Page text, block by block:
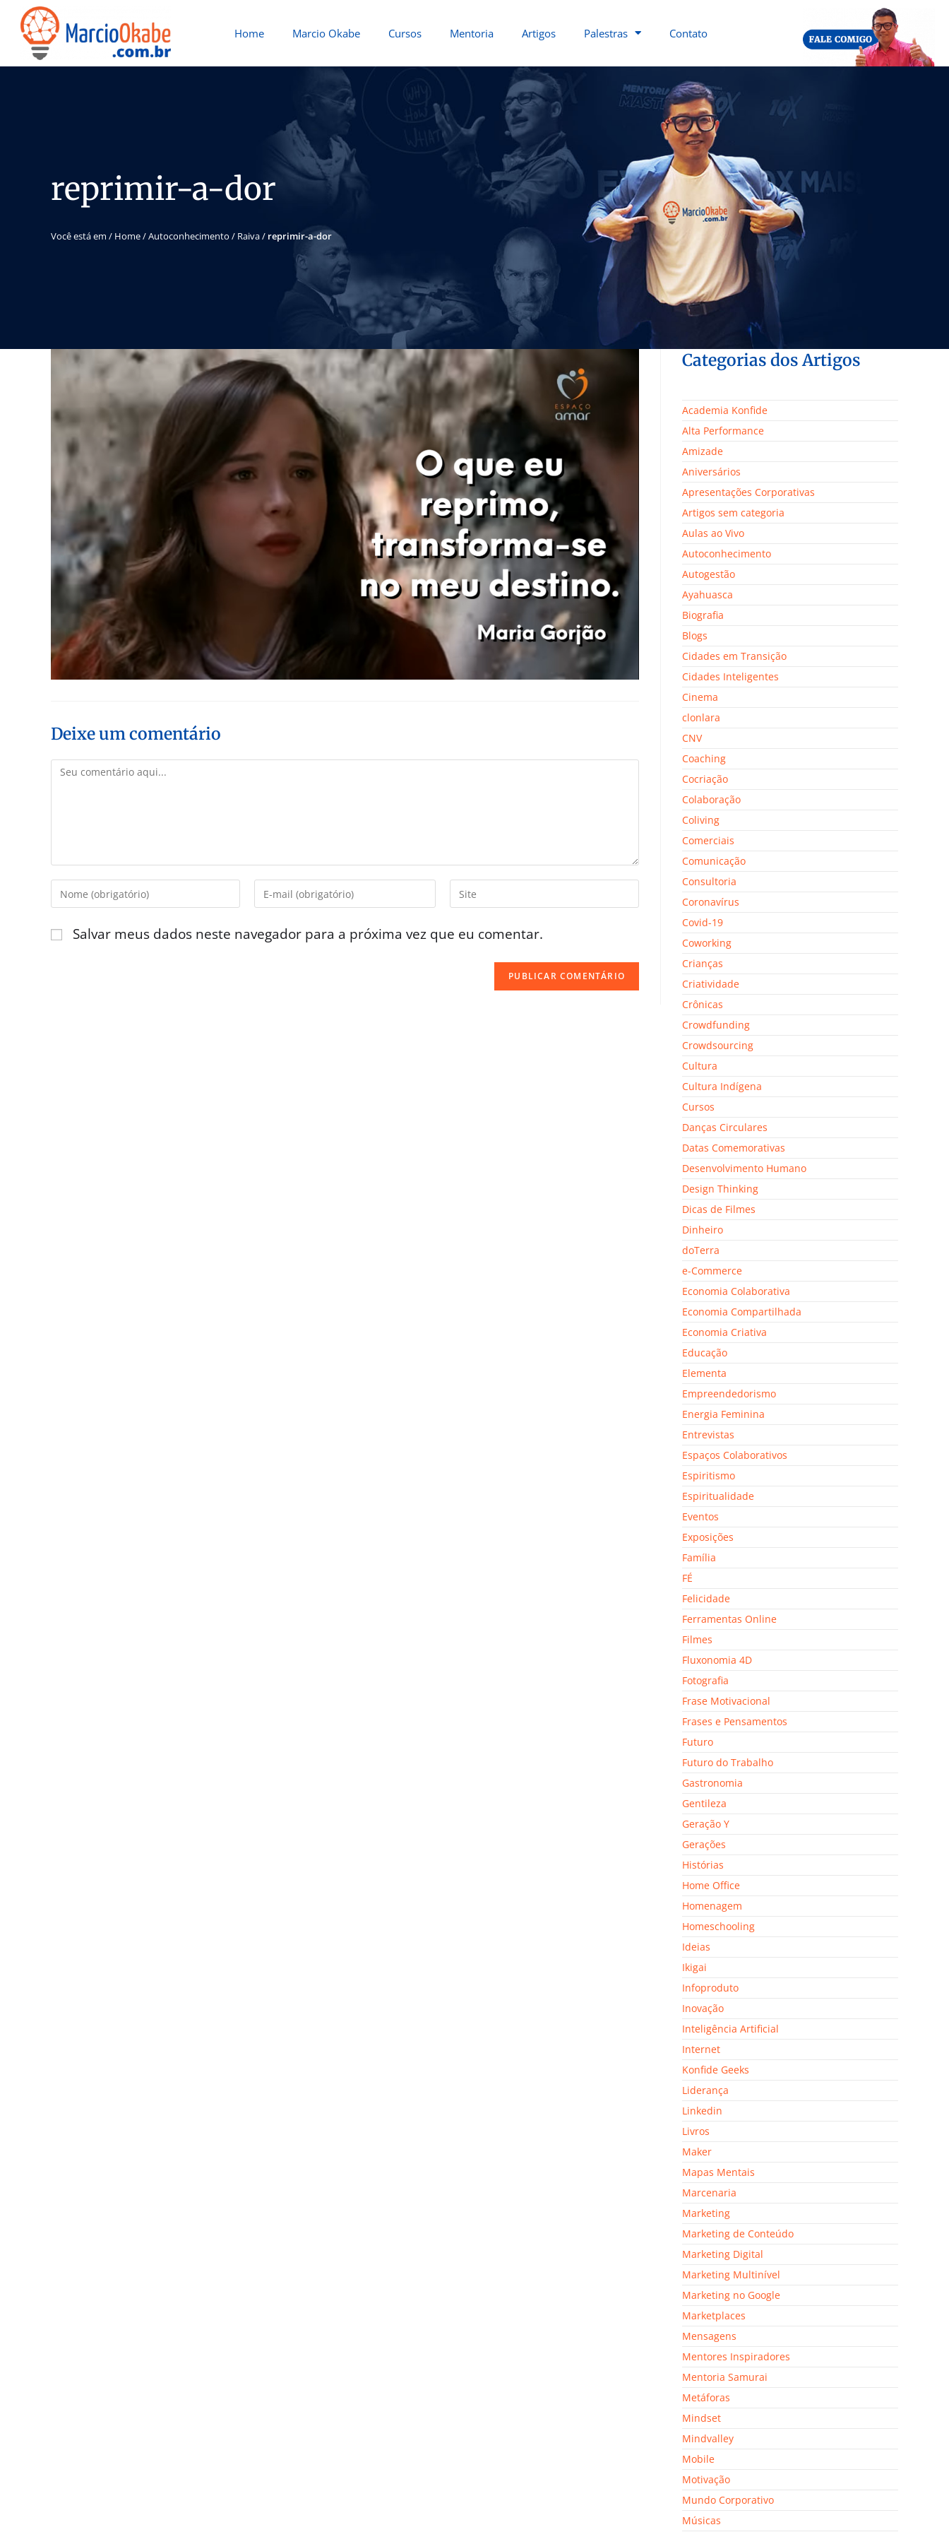
Home Marcio Okabe Cursos Mentoria Artigos Palestras Contato
reprimir-a-dor
Você está em / Home/Autoconhecimento / Raiva/ reprimir-a-dor
Deixe um comentário
Salvar meus dados neste navegador para a próxima vez que eu comentar.
Categorias dos Artigos
Academia Konfide
Alta Performance
Amizade
Aniversários
Apresentações Corporativas
Artigos sem categoria
Aulas ao Vivo
Autoconhecimento
Autogestão
Ayahuasca
Biografia
Blogs
Cidades em Transição
Cidades Inteligentes
Cinema
clonlara
CNV
Coaching
Cocriação
Colaboração
Coliving
Comerciais
Comunicação
Consultoria
Coronavírus
Covid-19
Coworking
Crianças
Criatividade
Crônicas
Crowdfunding
Crowdsourcing
Cultura
Cultura Indígena
Cursos
Danças Circulares
Datas Comemorativas
Desenvolvimento Humano
Design Thinking
Dicas de Filmes
Dinheiro
doTerra
e-Commerce
Economia Colaborativa
Economia Compartilhada
Economia Criativa
Educação
Elementa
Empreendedorismo
Energia Feminina
Entrevistas
Espaços Colaborativos
Espiritismo
Espiritualidade
Eventos
Exposições
Família
FÉ
Felicidade
Ferramentas Online
Filmes
Fluxonomia 4D
Fotografia
Frase Motivacional
Frases e Pensamentos
Futuro
Futuro do Trabalho
Gastronomia
Gentileza
Geração Y
Gerações
Histórias
Home Office
Homenagem
Homeschooling
Ideias
Ikigai
Infoproduto
Inovação
Inteligência Artificial
Internet
Konfide Geeks
Liderança
Linkedin
Livros
Maker
Mapas Mentais
Marcenaria
Marketing
Marketing de Conteúdo
Marketing Digital
Marketing Multinível
Marketing no Google
Marketplaces
Mensagens
Mentores Inspiradores
Mentoria Samurai
Metáforas
Mindset
Mindvalley
Mobile
Motivação
Mundo Corporativo
Músicas